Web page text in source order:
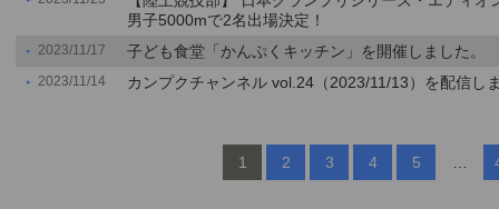
男子5000mで2名出場決定！
2023/11/17 子ども食堂「かんぷくキッチン」を開催しました。
2023/11/14 カンプクチャンネル vol.24（2023/11/13）を配信し
1 2 3 4 5 …